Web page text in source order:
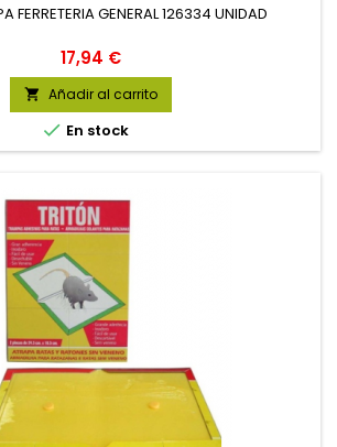
FERRETERIA GENERAL 126334 UNIDAD
Precio
17,94 €
 Añadir al carrito
 En stock